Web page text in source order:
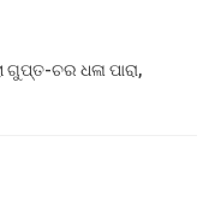
ଚର ଧଳା ପାରା,